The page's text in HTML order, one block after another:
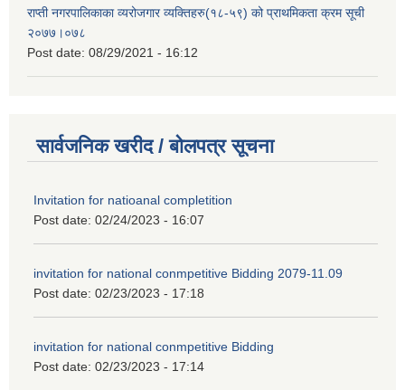
राप्ती नगरपालिकाका व्यरोजगार व्यक्तिहरु(१८-५९) को प्राथमिकता क्रम सूची
२०७७।०७८
Post date: 08/29/2021 - 16:12
सार्वजनिक खरीद / बोलपत्र सूचना
Invitation for natioanal completition
Post date: 02/24/2023 - 16:07
invitation for national conmpetitive Bidding 2079-11.09
Post date: 02/23/2023 - 17:18
invitation for national conmpetitive Bidding
Post date: 02/23/2023 - 17:14